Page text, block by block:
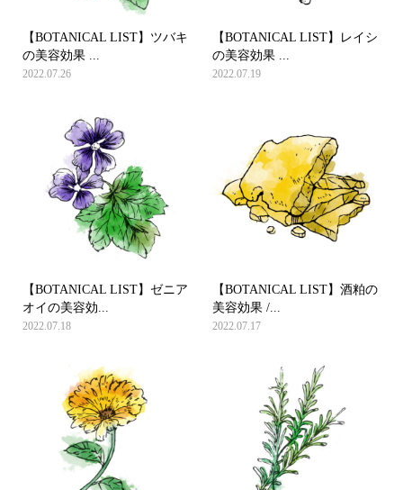
【BOTANICAL LIST】ツバキ
の美容効果 ...
2022.07.26
【BOTANICAL LIST】レイシ
の美容効果 ...
2022.07.19
【BOTANICAL LIST】ゼニア
オイの美容効...
2022.07.18
【BOTANICAL LIST】酒粕の
美容効果 /...
2022.07.17